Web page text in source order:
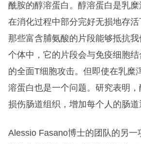
酰胺的醇溶蛋白。醇溶蛋白是乳
在消化过程中部分完好无损地存
那些富含脯氨酸的片段能够抵抗
个体中，它的片段会与免疫细胞
的全面T细胞攻击。但即使在乳糜
溶蛋白也是一个问题。研究表明
损伤肠道组织，增加每个人的肠道
Alessio Fasano博士的团队的另一